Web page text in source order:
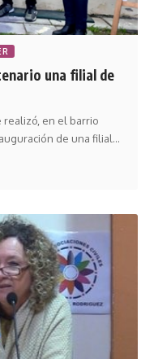
una filial de
realizó, en el barrio
de una filial…